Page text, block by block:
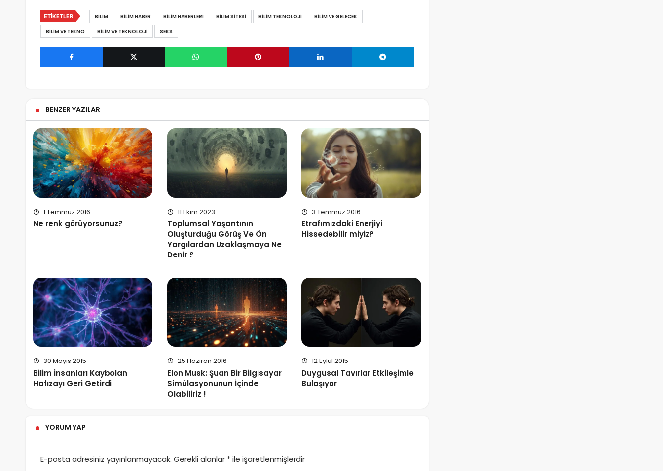
ETIKETLER BILIM BILIM HABER BILIM HABERLERI BILIM SITESI BILIM TEKNOLOJI
BILIM VE GELECEK
BILIM VE TEKNO
BILIM VE TEKNOLOJI SEKS
BENZER YAZILAR
1 Temmuz 2016
Ne renk görüyorsunuz?
11 Ekim 2023
Toplumsal Yaşantının
Oluşturduğu Görüş Ve Ön
Yargılardan Uzaklaşmaya Ne
Denir ?
3 Temmuz 2016
Etrafımızdaki Enerjiyi
Hissedebilir miyiz?
30 Mayıs 2015
Bilim İnsanları Kaybolan
Hafızayı Geri Getirdi
25 Haziran 2016
Elon Musk: Şuan Bir Bilgisayar
Simülasyonunun İçinde
Olabiliriz !
12 Eylül 2015
Duygusal Tavırlar Etkileşimle
Bulaşıyor
YORUM YAP
E-posta adresiniz yayınlanmayacak. Gerekli alanlar *ile işaretlenmişlerdir